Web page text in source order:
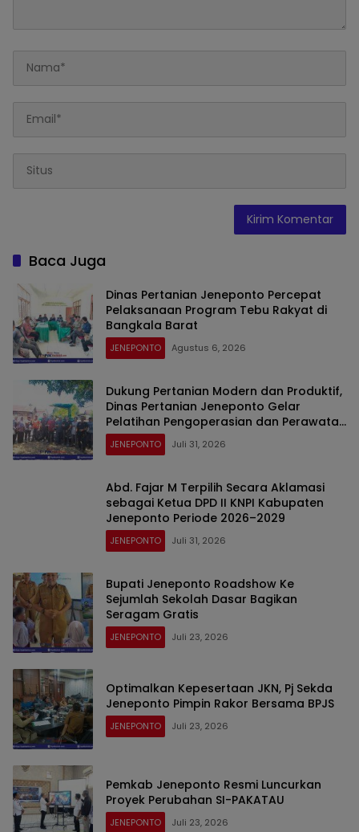
Baca Juga
Dinas Pertanian Jeneponto Percepat
Pelaksanaan Program Tebu Rakyat di
Bangkala Barat
JENEPONTO Agustus 6, 2026
Dukung Pertanian Modern dan Produktif,
Dinas Pertanian Jeneponto Gelar
Pelatihan Pengoperasian dan Perawatan
Alsintan TR4 ARBOS di Bulujaya
JENEPONTO Juli 31, 2026
Abd. Fajar M Terpilih Secara Aklamasi
sebagai Ketua DPD II KNPI Kabupaten
Jeneponto Periode 2026–2029
JENEPONTO Juli 31, 2026
Bupati Jeneponto Roadshow Ke
Sejumlah Sekolah Dasar Bagikan
Seragam Gratis
JENEPONTO Juli 23, 2026
Optimalkan Kepesertaan JKN, Pj Sekda
Jeneponto Pimpin Rakor Bersama BPJS
JENEPONTO Juli 23, 2026
Pemkab Jeneponto Resmi Luncurkan
Proyek Perubahan SI-PAKATAU
JENEPONTO Juli 23, 2026